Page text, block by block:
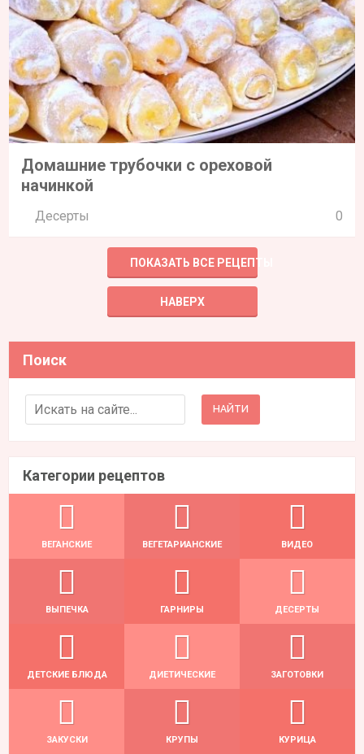
Домашние трубочки с ореховой
начинкой
Десерты 0
ПОКАЗАТЬ ВСЕ РЕЦЕПТЫ
НАВЕРХ
Поиск
Search for:
Категории рецептов
ВЕГАНСКИЕ ВЕГЕТАРИАНСКИЕ ВИДЕО
ВЫПЕЧКА ГАРНИРЫ ДЕСЕРТЫ
ДЕТСКИЕ БЛЮДА ДИЕТИЧЕСКИЕ ЗАГОТОВКИ
ЗАКУСКИ КРУПЫ КУРИЦА